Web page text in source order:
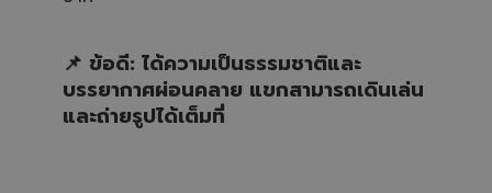
📌 ข้อดี: ได้ความเป็นธรรมชาติและ
บรรยากาศผ่อนคลาย แขกสามารถเดินเล่น
และถ่ายรูปได้เต็มที่